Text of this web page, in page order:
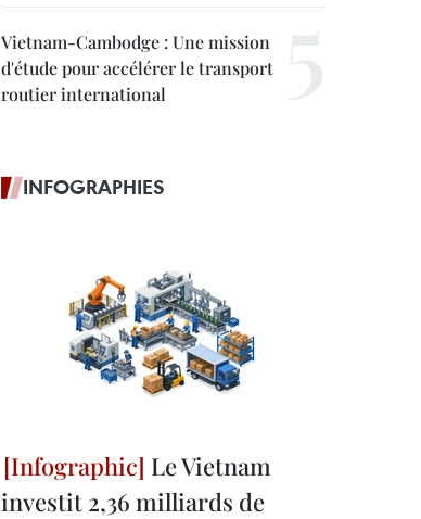
Vietnam-Cambodge : Une mission
d'étude pour accélérer le transport
routier international
INFOGRAPHIES
Le Vietnam
investit 2,36 milliards de